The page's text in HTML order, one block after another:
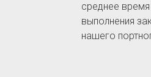
среднее время
выполнения
нашего